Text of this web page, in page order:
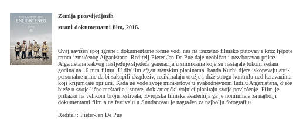
Zemlja prosvijetljenih
strani dokumentarni film, 2016.
Ovaj savršen spoj igrane i dokumentarne forme vodi nas na izuzetno filmsko putovanje kroz ljepote
ratom izmučenog Afganistana. Reditelj Pieter-Jan De Pue daje neobičan i nezaboravan prikaz
Afganistana kakvog nasljeđuje sljedeća generacija u snimkama koje su nastajale tokom sedam
godina na 16 mm filmu. U divljim afganistanskim planinama, banda Kuchi djece iskopavaju anti-
personalne mine da bi sakupili eksploziv, recikliralaju oružje i drže strogu kontrolu nad karavanima
koji krijumčare opijum. Kada ne vode svoje mini-ratove u svakodnevnom ludilu Afganistana, djece
bježe u svoje lične maštarije i snove, dok američki vojnici planiraju svoje povlačenje. Film je
prikazan na velikom broju festivala, Evropska filmska akademija ga je nominirala za najbolji
dokumentarni film a na festivalu u Sundanceau je nagrađen za najbolju fotografiju.
Reditelj: Pieter-Jan De Pue